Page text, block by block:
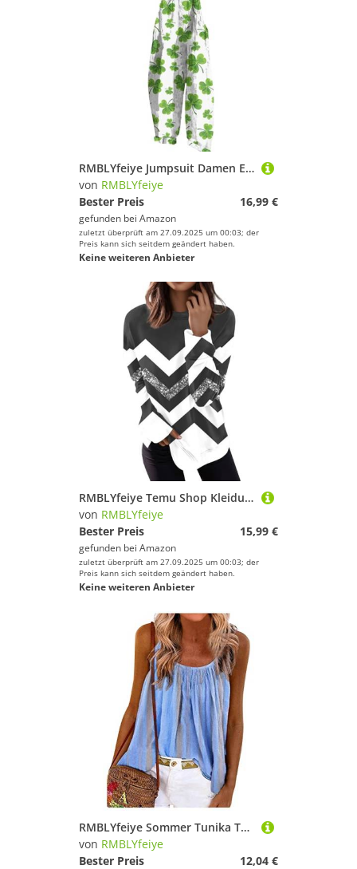
RMBLYfeiye Jumpsuit Damen Elegant Für Hochzeit Oranger Overall Onesie Fasching Kleeblatt Druck St Patricks Day Kostüm Spaghetti Wide Leg Playsuit Ärmelloser Weiß L
von RMBLYfeiye
Bester Preis
16,99 €
gefunden bei Amazon
zuletzt überprüft am 27.09.2025 um 00:03; der
Preis kann sich seitdem geändert haben.
Keine weiteren Anbieter
RMBLYfeiye Temu Shop Kleidung Damen Blusen Gym Shirt Crop Rundhalsausschnitt Vintage Pullover Basic Sweatshirt Langarm Pulli Locker XL
von RMBLYfeiye
Bester Preis
15,99 €
gefunden bei Amazon
zuletzt überprüft am 27.09.2025 um 00:03; der
Preis kann sich seitdem geändert haben.
Keine weiteren Anbieter
RMBLYfeiye Sommer Tunika Tops Damen Rundhals Blumen Bedruckt Spaghetti Tank Top Plissiertes Locker Blusen Ärmellos Sexy Rückenfrei Party Tops Retro Boho Tops Elegant Oberteile
von RMBLYfeiye
Bester Preis
12,04 €